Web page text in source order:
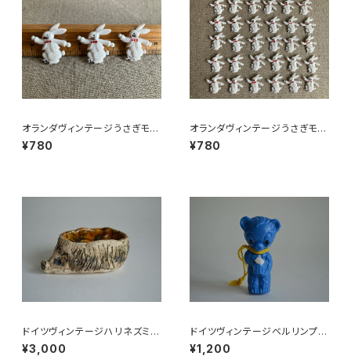
オランダヴィンテージうさぎモチ
ーフプラパーツ30個セットNo3
7
¥780
オランダヴィンテージうさぎモチ
ーフプラパーツ30個セットNo16
2
¥780
ドイツヴィンテージハリネズミの
小皿b
¥3,000
ドイツヴィンテージベルリンプラ
ベア青215
¥1,200